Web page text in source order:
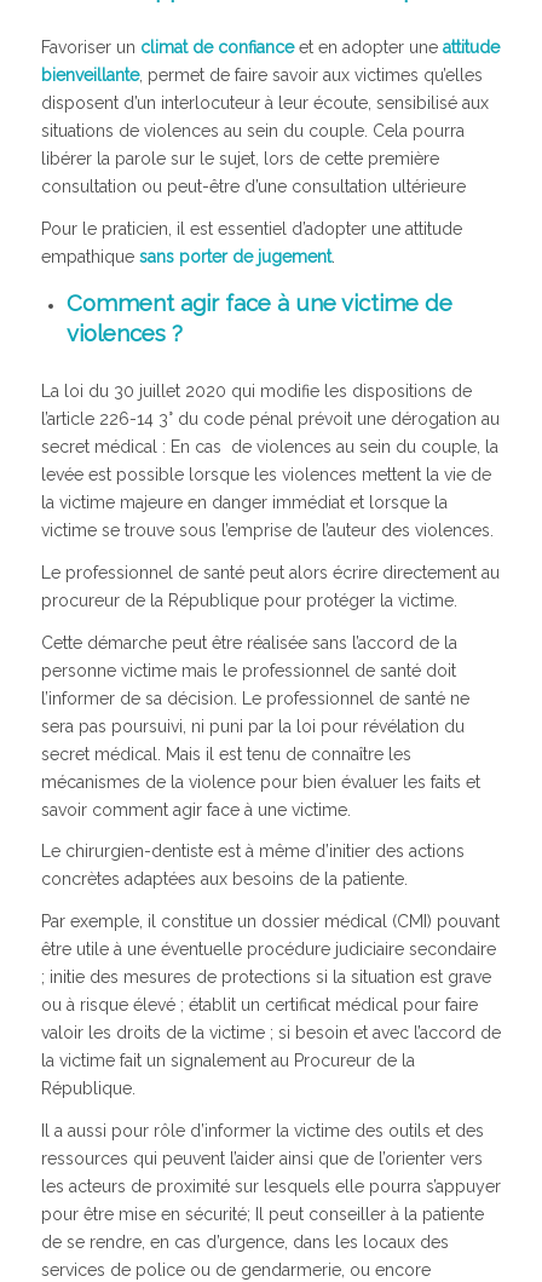
Favoriser un climat de confianceet en adopter une attitude
bienveillante, permet de faire savoir aux victimes qu’elles
disposent d’un interlocuteur à leur écoute, sensibilisé aux
situations de violences au sein du couple. Cela pourra
libérer la parole sur le sujet, lors de cette première
consultation ou peut-être d’une consultation ultérieure
Pour le praticien, il est essentiel d’adopter une attitude
empathique sans porter de jugement.
Comment agir face à une victime de
violences ?
La loi du 30 juillet 2020 qui modifie les dispositions de
l’article 226-14 3° du code pénal prévoit une dérogation au
secret médical : En cas de violences au sein du couple, la
levée est possible lorsque les violences mettent la vie de
la victime majeure en danger immédiat et lorsque la
victime se trouve sous l’emprise de l’auteur des violences.
Le professionnel de santé peut alors écrire directement au
procureur de la République pour protéger la victime.
Cette démarche peut être réalisée sans l’accord de la
personne victime mais le professionnel de santé doit
l’informer de sa décision. Le professionnel de santé ne
sera pas poursuivi, ni puni par la loi pour révélation du
secret médical. Mais il est tenu de connaître les
mécanismes de la violence pour bien évaluer les faits et
savoir comment agir face à une victime.
Le chirurgien-dentiste est à même d’initier des actions
concrètes adaptées aux besoins de la patiente.
Par exemple, il constitue un dossier médical (CMI) pouvant
être utile à une éventuelle procédure judiciaire secondaire
; initie des mesures de protections si la situation est grave
ou à risque élevé ; établit un certificat médical pour faire
valoir les droits de la victime ; si besoin et avec l’accord de
la victime fait un signalement au Procureur de la
République.
Il a aussi pour rôle d’informer la victime des outils et des
ressources qui peuvent l’aider ainsi que de l’orienter vers
les acteurs de proximité sur lesquels elle pourra s’appuyer
pour être mise en sécurité; Il peut conseiller à la patiente
de se rendre, en cas d’urgence, dans les locaux des
services de police ou de gendarmerie, ou encore